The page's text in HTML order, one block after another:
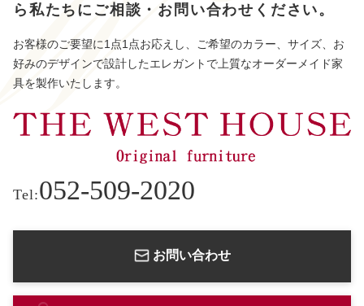
ら 私たちにご相談・お問い合わせください。
お客様のご要望に1点1点お応えし、ご希望のカラー、サイズ、お
好みのデザインで設計したエレガントで上質なオーダーメイド家
具を製作いたします。
Tel:052-509-2020
お問い合わせ